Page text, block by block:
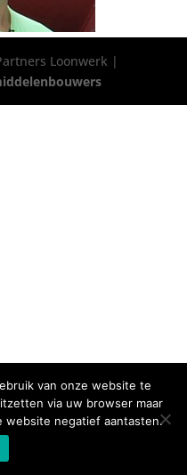
Loonwerk |
van onze website te
via uw browser maar
website negatief aantasten.